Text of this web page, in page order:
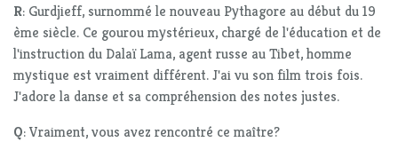
R: Gurdjieff, surnommé le nouveau Pythagore au début du 19
ème siècle. Ce gourou mystérieux, chargé de l'éducation et de
l'instruction du Dalaï Lama, agent russe au Tibet, homme
mystique est vraiment différent. J'ai vu son film trois fois.
J'adore la danse et sa compréhension des notes justes.
Q: Vraiment, vous avez rencontré ce maître?